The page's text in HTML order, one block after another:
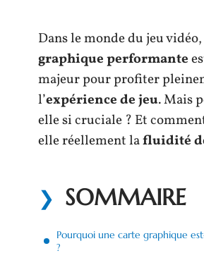
Dans le monde du jeu
graphique performante
majeur pour profiter
l’expérience de jeu. Mais
elle si cruciale ? Et
elle réellement lafluidité
SOMMAIRE
Pourquoi une carte graphique
?